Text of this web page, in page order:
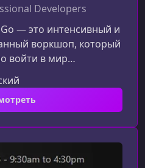
Developers
— это интенсивный и
воркшоп, который
войти в мир
дня вы разберётесь с
создание
тестировать
методами.Что
полноценного
шаг за шагом